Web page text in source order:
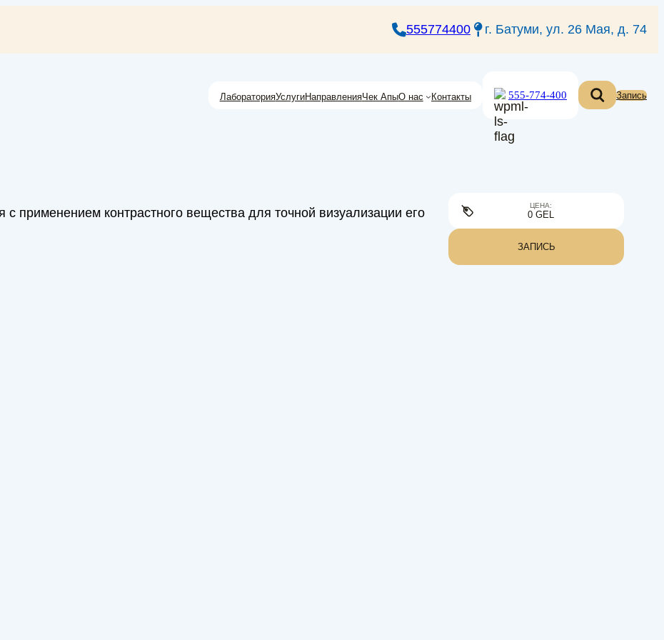
555774400 г. Батуми, ул. 26 Мая, д. 74
ЛабораторияУслугиНаправленияЧек АпыО нас Контакты 555-774-400 Запись
с применением контрастного вещества для точной визуализации его
ЦЕНА:
0 GEL
ЗАПИСЬ